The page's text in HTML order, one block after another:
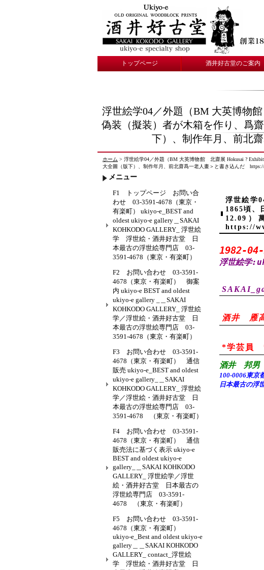
トップページ 酒井好古堂のご案内
浮世絵学04／外題（BM 大英博物
偽装（擬装）者が木箱を作り、爲
下）、制作年月、前北
ホーム > 浮世絵学04／外題（BM 大英博物館 北齋展 Hokusai ?
大全圖（版下）、制作年月、前北齋爲一老人畫＞と書き込んだ https://
浮世絵学
1865頃、
12.09）
https://
1982-04-
浮世絵
酒井 雁
*学芸員
酒井 邦
100-0006東京
日本最古の浮
メニュー
F1 トップページ お問い合
わせ 03-3591-4678（東京・
有楽町） ukiyo-e_BEST and
oldest ukiyo-e gallery＿SAKAI
KOHKODO GALLERY_ 浮世絵
学 浮世絵・酒井好古堂 日
本最古の浮世絵専門店 03-
3591-4678（東京・有楽町）
F2 お問い合わせ 03-3591-
4678（東京・有楽町） 御案
内 ukiyo-e BEST and oldest
ukiyo-e gallery _＿SAKAI
KOHKODO GALLERY_ 浮世絵
学／浮世絵・酒井好古堂 日
本最古の浮世絵専門店 03-
3591-4678（東京・有楽町）
F3 お問い合わせ 03-3591-
4678（東京・有楽町） 通信
販売 ukiyo-e_BEST and oldest
ukiyo-e gallery_＿SAKAI
KOHKODO GALLERY_ 浮世絵
学／浮世絵・酒井好古堂 日
本最古の浮世絵専門店 03-
3591-4678 （東京・有楽町）
F4 お問い合わせ 03-3591-
4678（東京・有楽町） 通信
販売法に基づく表示 ukiyo-e
BEST and oldest ukiyo-e
gallery_＿SAKAI KOHKODO
GALLERY_ 浮世絵学／浮世
絵・酒井好古堂 日本最古の
浮世絵専門店 03-3591-
4678 （東京・有楽町）
F5 お問い合わせ 03-3591-
4678（東京・有楽町）
ukiyo-e_Best and oldest ukiyo-e
gallery＿＿SAKAI KOHKODO
GALLERY_ contact_浮世絵
学 浮世絵・酒井好古堂 日